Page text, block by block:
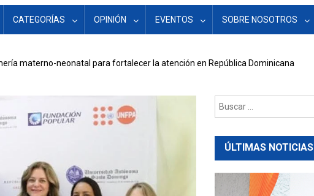
CATEGORÍAS OPINIÓN EVENTOS SOBRE NOSOTROS
materno-neonatal para fortalecer la atención en República Dominicana
ÚLTIMAS NOTICIAS